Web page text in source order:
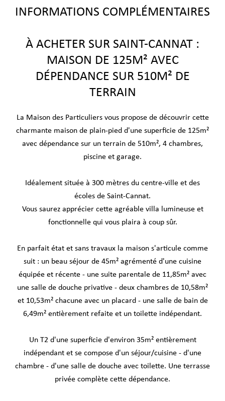
INFORMATIONS COMPLÉMENTAIRES
À ACHETER SUR SAINT-CANNAT :
MAISON DE 125M² AVEC
DÉPENDANCE SUR 510M² DE
TERRAIN
La Maison des Particuliers vous propose de découvrir cette
charmante maison de plain-pied d'une superficie de 125m²
avec dépendance sur un terrain de 510m², 4 chambres,
piscine et garage.
Idéalement située à 300 mètres du centre-ville et des
écoles de Saint-Cannat.
Vous saurez apprécier cette agréable villa lumineuse et
fonctionnelle qui vous plaira à coup sûr.
En parfait état et sans travaux la maison s'articule comme
suit : un beau séjour de 45m² agrémenté d'une cuisine
équipée et récente - une suite parentale de 11,85m² avec
une salle de douche privative - deux chambres de 10,58m²
et 10,53m² chacune avec un placard - une salle de bain de
6,49m² entièrement refaite et un toilette indépendant.
Un T2 d'une superficie d'environ 35m² entièrement
indépendant et se compose d'un séjour/cuisine - d'une
chambre - d'une salle de douche avec toilette. Une terrasse
privée complète cette dépendance.